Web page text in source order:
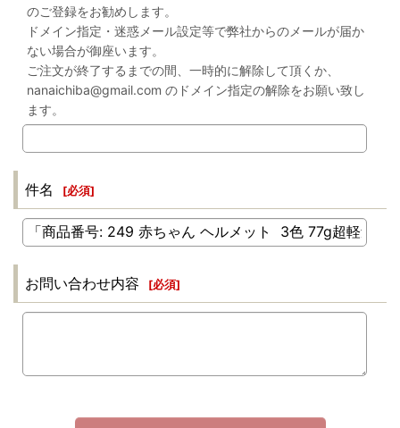
のご登録をお勧めします。
ドメイン指定・迷惑メール設定等で弊社からのメールが届か
ない場合が御座います。
ご注文が終了するまでの間、一時的に解除して頂くか、
nanaichiba@gmail.com のドメイン指定の解除をお願い致し
ます。
件名 [必須]
お問い合わせ内容 [必須]